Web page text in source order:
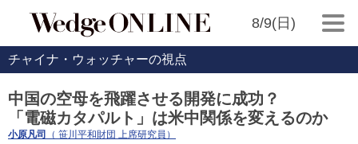
8/9(日)
チャイナ・ウォッチャーの視点
中国の空母を飛躍させる開発に成功？
「電磁カタパルト」は米中関係を変えるのか
小原凡司 （ 笹川平和財団 上席研究員）